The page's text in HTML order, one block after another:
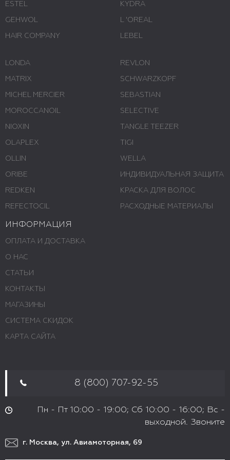
ESTEL
GEHWOL
HAIR COMPANY
KYDRA
L 'ОREAL
LEBEL
LONDA
MATRIX
MICHEL MERCIER
MOROCCANOIL
NIOXIN
OLAPLEX
OLLIN
ORIBE
REDKEN
REFECTOCIL
REVLON
SCHWARZKOPF
SEBASTIAN
SELECTIVE
TANGLE TEEZER
TIGI
WELLA
ИНДИВИДУАЛЬНАЯ ЗАЩИТА
КРАСКА ДЛЯ ВОЛОС
РАСХОДНЫЕ МАТЕРИАЛЫ
ИНФОРМАЦИЯ
ОПЛАТА И ДОСТАВКА
О НАС
СТАТЬИ
КОНТАКТЫ
МАГАЗИНЫ
СИСТЕМА СКИДОК
КАРТА САЙТА
8 (800) 707-92-55
Пн - Пт 10:00 - 19:00; Сб 10:00 - 16:00; Вс -
выходной. Звоните
г. Москва, ул. Авиамоторная, 69